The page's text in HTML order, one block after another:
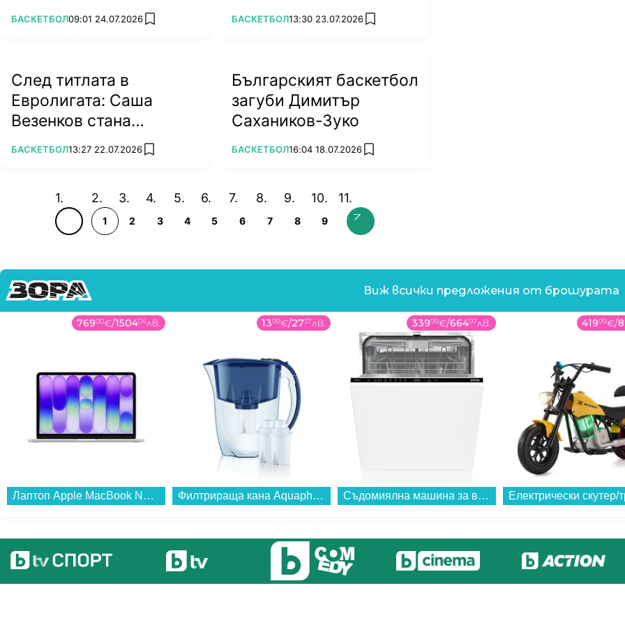
нашата помощ
ПОВЕЧЕ ОТ
БАСКЕТБОЛ09:01 24.07.2026 add favorites
Олимпиакос
ПОВЕЧЕ ОТ
БАСКЕТБОЛ13:30 23.07.2026 add favorites
След титлата в
Евролигата: Саша
Везенков стана
магистър
ПОВЕЧЕ ОТ
БАСКЕТБОЛ13:27 22.07.2026 add favorites
Българският баскетбол
загуби Димитър
Сахаников-Зуко
ПОВЕЧЕ ОТ
БАСКЕТБОЛ16:04 18.07.2026 add favorites
1 2 3 4 5 6 7 8 9
Виж всички предложения от брошурата
76900€/150404лв.
Лаптоп Apple MacBook Neo 13" 256GB Silver mhfa4 , 13.00 , 256 , 8 , Apple A18 Pro 5 Core GPU , Apple A18 Pro 6 Core , Mac OS...
1399€/2737лв.
Филтрираща кана Aquaphor ИДЕАЛ СИНЯ + 3БР ФИЛТЪР В15 (172027) , 2.8 L...
33999€/66497лв.
Съдомиялна машина за вграждане Gorenje GV643D90 , 16 комплекта, 600 Ш, мм, D...
41999€/